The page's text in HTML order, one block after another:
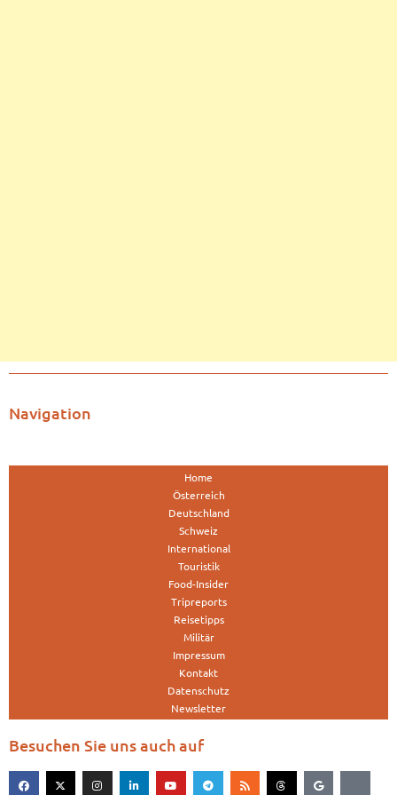
Navigation
Home
Österreich
Deutschland
Schweiz
International
Touristik
Food-Insider
Tripreports
Reisetipps
Militär
Impressum
Kontakt
Datenschutz
Newsletter
Besuchen Sie uns auch auf